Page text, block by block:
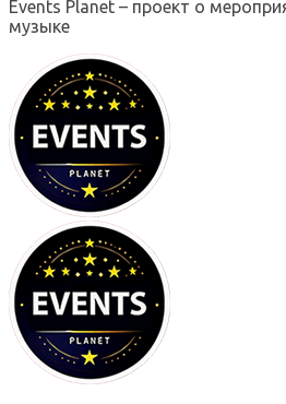
Events Planet – проект о
музыке